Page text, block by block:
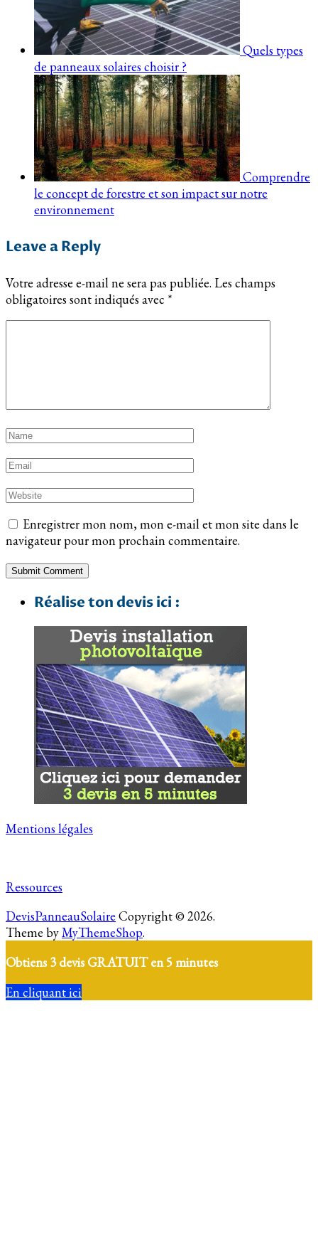
Quels types
de panneaux solaires choisir ?
Comprendre
le concept de forestre et son impact sur notre
environnement
Leave a Reply
Votre adresse e-mail ne sera pas publiée. Les champs
obligatoires sont indiqués avec *
Enregistrer mon nom, mon e-mail et mon site dans le
navigateur pour mon prochain commentaire.
Réalise ton devis ici :
Mentions légales
Ressources
DevisPanneauSolaire Copyright © 2026.
Theme byMyThemeShop.
Obtiens 3 devis GRATUIT en 5 minutes
En cliquant ici